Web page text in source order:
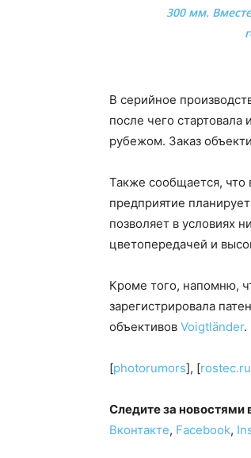
300 мм.
В серийное
после чего
рубежом. Заказ
Также сообщается, что
предприятие
позволяет в условиях
цветопередачей и
Кроме того, напомню,
зарегистрировала
объективов Voigtländer.
[photorumors], [rostec.ru
Следите за новостями
Вконтакте, Facebook,